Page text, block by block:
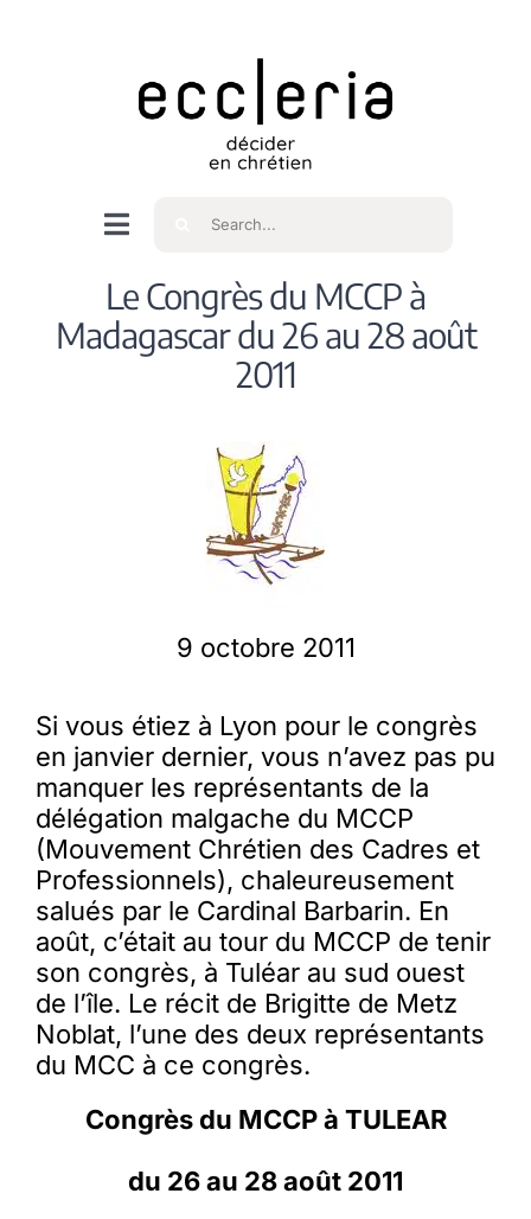
Navigation
bascule
Accueil
Qui sommes nous ?
Nous soutenir
La revue Responsables
Rechercher
Le Congrès du MCCP à
Madagascar du 26 au 28 août
2011
9 octobre 2011
Si vous étiez à Lyon pour le congrès
en janvier dernier, vous n’avez pas pu
manquer les représentants de la
délégation malgache du MCCP
(Mouvement Chrétien des Cadres et
Professionnels), chaleureusement
salués par le Cardinal Barbarin. En
août, c’était au tour du MCCP de tenir
son congrès, à Tuléar au sud ouest
de l’île. Le récit de Brigitte de Metz
Noblat, l’une des deux représentants
du MCC à ce congrès.
Congrès du MCCP à TULEAR
du 26 au 28 août 2011